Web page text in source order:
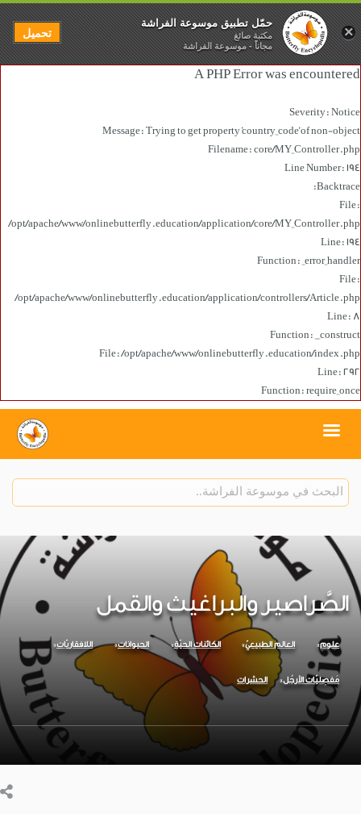
A PHP Error was encountered
Severity: Notice
Message: Trying to get property 'country_code' of non-object
Filename: core/MY_Controller.php
Line Number: 194
Backtrace:
File:
/opt/apache/www/onlinebutterfly.education/application/core/MY_Controller.php
Line: 194
Function: _error_handler
File:
/opt/apache/www/onlinebutterfly.education/application/controllers/Article.php
Line: 8
Function: __construct
File: /opt/apache/www/onlinebutterfly.education/index.php
Line: 292
Function: require_once
الصَّراصير والبراغيث والقمل
علوم العالم الطبيعيّ الكائنات الحيّة الحيوانات اللافقاريّات
مَفصِليّات الأرجُل الحشرات
×
حمّل تطبيق موسوعة الفراشة
مكتبة صائغ
مجاناً - موسوعة الفراشة
تحميل